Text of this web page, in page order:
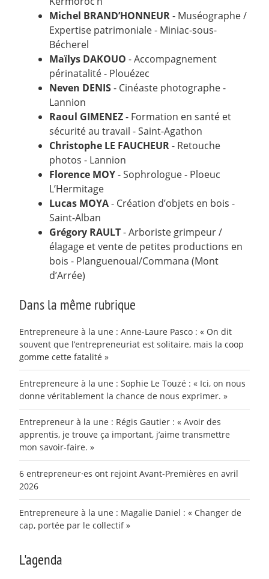
Michel BRAND’HONNEUR- Muséographe /
Expertise patrimoniale - Miniac-sous-
Bécherel
Maïlys DAKOUO - Accompagnement
périnatalité - Plouézec
Neven DENIS- Cinéaste photographe -
Lannion
Raoul GIMENEZ- Formation en santé et
sécurité au travail - Saint-Agathon
Christophe LE FAUCHEUR- Retouche
photos - Lannion
Florence MOY- Sophrologue - Ploeuc
L’Hermitage
Lucas MOYA- Création d’objets en bois -
Saint-Alban
Grégory RAULT- Arboriste grimpeur /
élagage et vente de petites productions en
bois - Planguenoual/Commana (Mont
d’Arrée)
Dans la même rubrique
Entrepreneure à la une : Anne-Laure Pasco : « On dit
souvent que l’entrepreneuriat est solitaire, mais la coop
gomme cette fatalité »
Entrepreneure à la une : Sophie Le Touzé : « Ici, on nous
donne véritablement la chance de nous exprimer. »
Entrepreneur à la une : Régis Gautier : « Avoir des
apprentis, je trouve ça important, j’aime transmettre
mon savoir-faire. »
6 entrepreneur·es ont rejoint Avant-Premières en avril
2026
Entrepreneure à la une : Magalie Daniel : « Changer de
cap, portée par le collectif »
L'agenda